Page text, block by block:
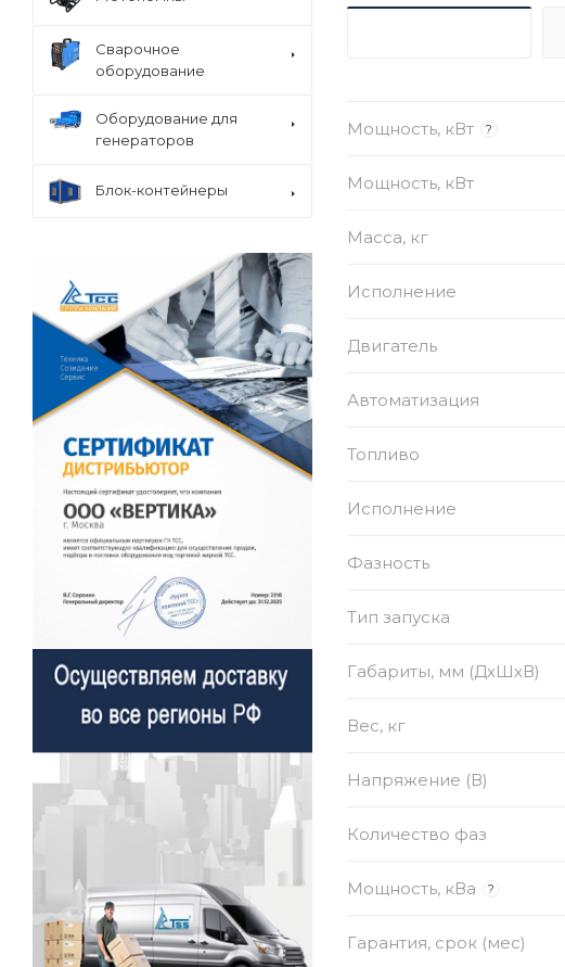
Мощность, кВт ?
Мощность, кВт
Масса, кг
Исполнение
Двигатель
Автоматизация
Топливо
Исполнение
Фазность
Тип запуска
Габариты, мм (ДхШхВ)
Вес, кг
Напряжение (В)
Количество фаз
Мощность, кВа ?
Гарантия, срок (мес)
Сварочное
оборудование
Оборудование для
генераторов
Блок-контейнеры